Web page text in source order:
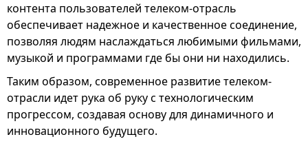
контента пользователей телеком-отрасль
обеспечивает надежное и качественное соединение,
позволяя людям наслаждаться любимыми фильмами,
музыкой и программами где бы они ни находились.
Таким образом, современное развитие телеком-
отрасли идет рука об руку с технологическим
прогрессом, создавая основу для динамичного и
инновационного будущего.